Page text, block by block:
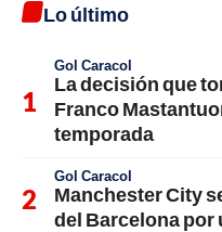
Lo último
Gol Caracol
La decisión que
Franco
temporada
Gol Caracol
Manchester City
del Barcelona por